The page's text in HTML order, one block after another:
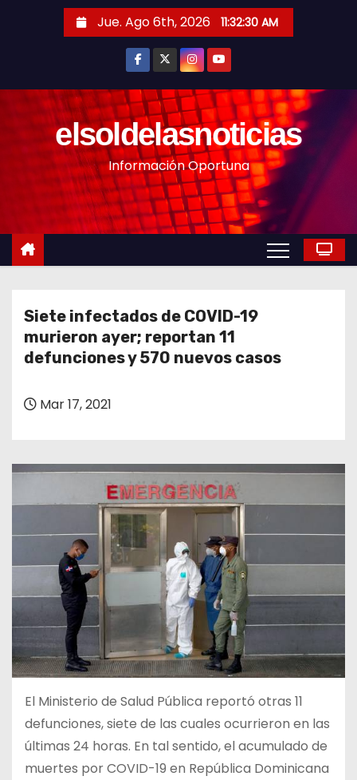
n
Jue. Ago 6th, 2026 11:32:32 AM
elsoldelasnoticias
Información Oportuna
Siete infectados de COVID-19
murieron ayer; reportan 11
defunciones y 570 nuevos casos
Mar 17, 2021
El Ministerio de Salud Pública reportó otras 11
defunciones, siete de las cuales ocurrieron en las
últimas 24 horas. En tal sentido, el acumulado de
muertes por COVID-19 en República Dominicana